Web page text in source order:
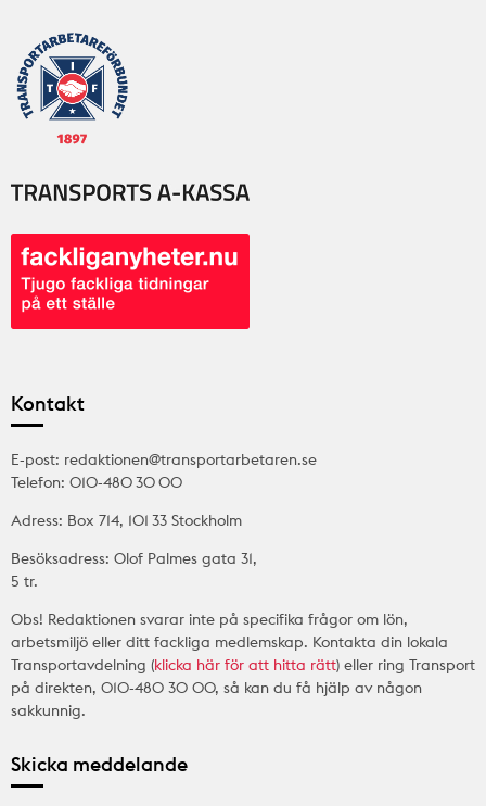
Kontakt
E-post: redaktionen@transportarbetaren.se
Telefon: 010-480 30 00
Adress: Box 714, 101 33 Stockholm
Besöksadress: Olof Palmes gata 31,
5 tr.
Obs! Redaktionen svarar inte på specifika frågor om lön,
arbetsmiljö eller ditt fackliga medlemskap. Kontakta din lokala
Transportavdelning (klicka här för att hitta rätt) eller ring Transport
på direkten, 010-480 30 00, så kan du få hjälp av någon
sakkunnig.
Skicka meddelande